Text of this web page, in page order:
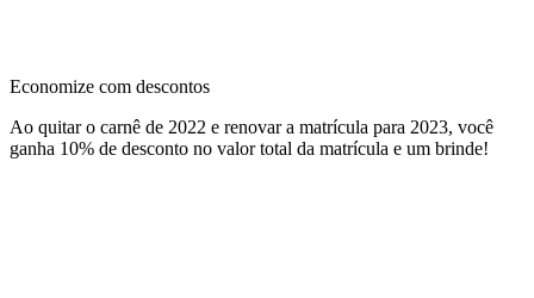
Economize com descontos
Ao quitar o carnê de 2022 e renovar a matrícula para 2023, você
ganha 10% de desconto no valor total da matrícula e um brinde!